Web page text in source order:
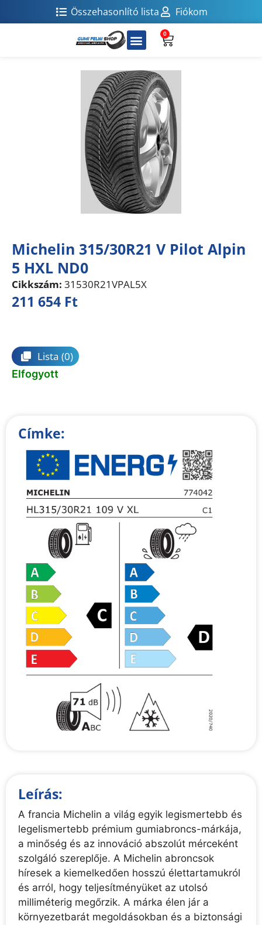
Összehasonlító lista Fiókom
0
Michelin 315/30R21 V Pilot Alpin
5 HXL ND0
Cikkszám: 31530R21VPAL5X
211 654 Ft
Lista (0)
Elfogyott
Címke:
Leírás:
A francia Michelin a világ egyik legismertebb és
legelismertebb prémium gumiabroncs-márkája,
a minőség és az innováció abszolút mérceként
szolgáló szereplője. A Michelin abroncsok
híresek a kiemelkedően hosszú élettartamukról
és arról, hogy teljesítményüket az utolsó
milliméterig megőrzik. A márka élen jár a
környezetbarát megoldásokban és a biztonsági